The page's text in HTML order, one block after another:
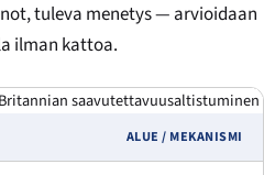
tuleva menetys — arvioidaan
ilman kattoa.
ALUE / MEKANISMI